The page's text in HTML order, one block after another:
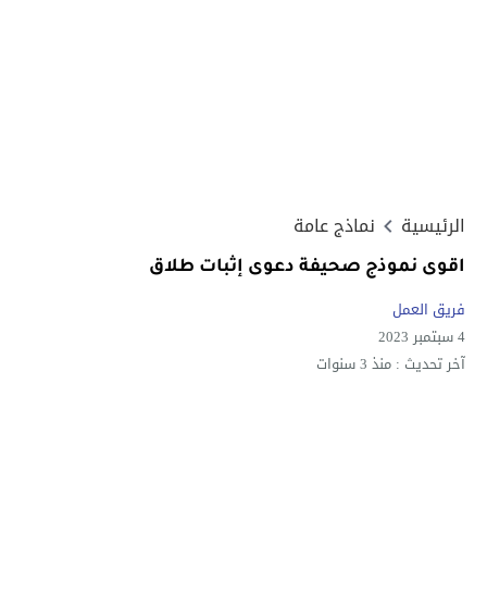
الرئيسية نماذج عامة
اقوى نموذج صحيفة دعوى إثبات طلاق
فريق العمل
4 سبتمبر 2023
آخر تحديث : منذ 3 سنوات